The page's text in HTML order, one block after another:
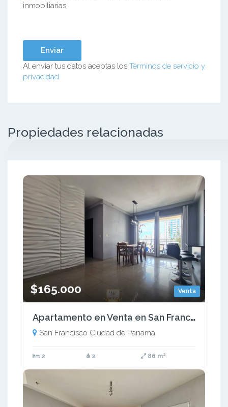
inmobiliarias
Al enviar tus datos aceptas los Términos de servicio y
privacidad
Propiedades relacionadas
Venta
$165.000
Apartamento en Venta en San Francisco, PH Latorraca. SD
San Francisco Ciudad de Panamá
2 2 86 m²